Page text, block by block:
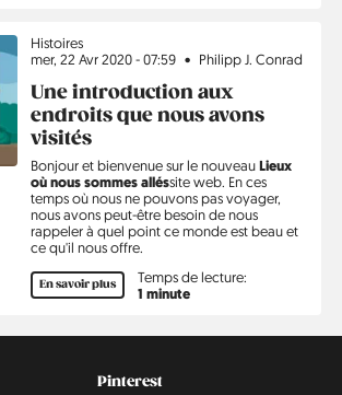
Sujet
Histoires
mer, 22 Avr 2020 - 07:59
Philipp J. Conrad
Une introduction aux
endroits que nous avons
visités
Bonjour et bienvenue sur le nouveauLieux
où nous sommes alléssite web. En ces
temps où nous ne pouvons pas voyager,
nous avons peut-être besoin de nous
rappeler à quel point ce monde est beau et
ce qu'il nous offre.
En savoir plus Temps de lecture:
1 minute
Social
Pinterest